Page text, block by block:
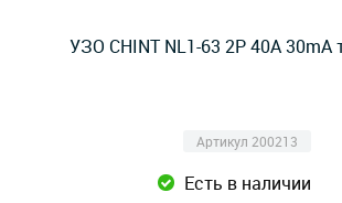
УЗО CHINT NL1-63 2P 40A 30mA
Артикул 200213
Есть в наличии